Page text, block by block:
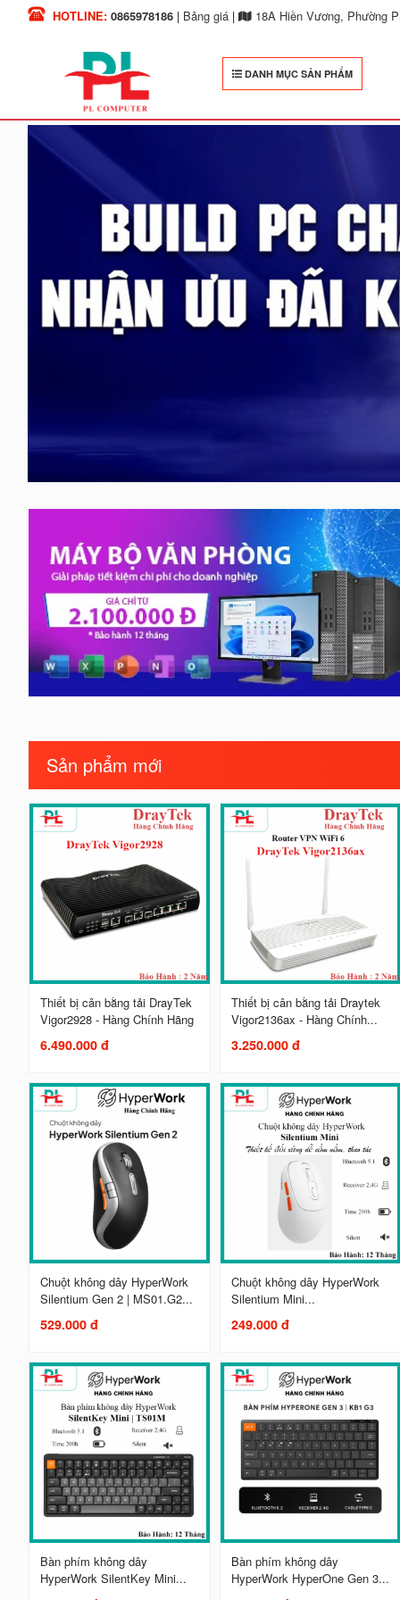
HOTLINE: 0865978186| Bảng giá| 18A Hiền Vương, Phường
DANH MỤC SẢN PHẨM
Sản phẩm mới
Thiết bị cân bằng tải DrayTek
Vigor2928 - Hàng Chính Hãng
6.490.000 đ
Thiết bị cân bằng tải Draytek
Vigor2136ax - Hàng Chính...
3.250.000 đ
Chuột không dây HyperWork
Silentium Gen 2 | MS01.G2...
529.000 đ
Chuột không dây HyperWork
Silentium Mini...
249.000 đ
Bàn phím không dây
HyperWork SilentKey Mini...
Bàn phím không dây
HyperWork HyperOne Gen 3...